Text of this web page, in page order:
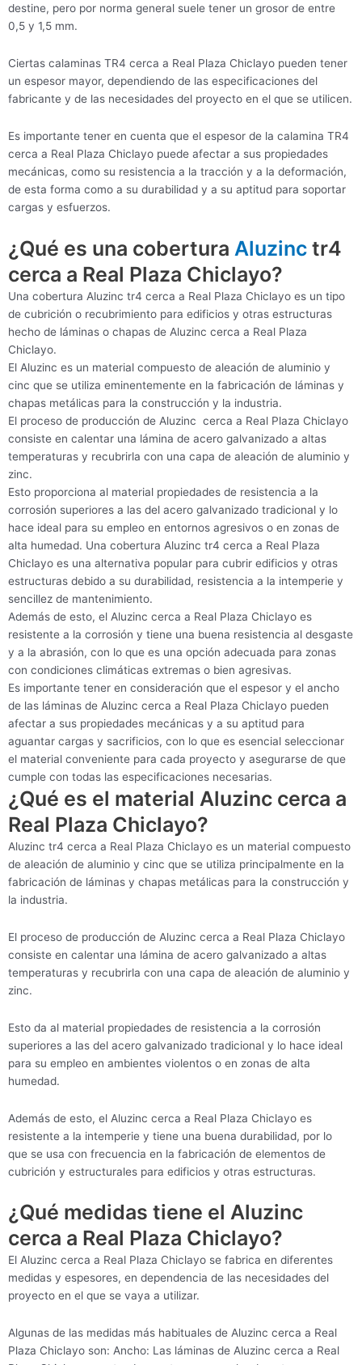
destine, pero por norma general suele tener un grosor de entre
0,5 y 1,5 mm.
Ciertas calaminas TR4 cerca a Real Plaza Chiclayo pueden tener
un espesor mayor, dependiendo de las especificaciones del
fabricante y de las necesidades del proyecto en el que se utilicen.
Es importante tener en cuenta que el espesor de la calamina TR4
cerca a Real Plaza Chiclayo puede afectar a sus propiedades
mecánicas, como su resistencia a la tracción y a la deformación,
de esta forma como a su durabilidad y a su aptitud para soportar
cargas y esfuerzos.
¿Qué es una cobertura Aluzinc tr4
cerca a Real Plaza Chiclayo?
Una cobertura Aluzinc tr4 cerca a Real Plaza Chiclayo es un tipo
de cubrición o recubrimiento para edificios y otras estructuras
hecho de láminas o chapas de Aluzinc cerca a Real Plaza
Chiclayo.
El Aluzinc es un material compuesto de aleación de aluminio y
cinc que se utiliza eminentemente en la fabricación de láminas y
chapas metálicas para la construcción y la industria.
El proceso de producción de Aluzinc cerca a Real Plaza Chiclayo
consiste en calentar una lámina de acero galvanizado a altas
temperaturas y recubrirla con una capa de aleación de aluminio y
zinc.
Esto proporciona al material propiedades de resistencia a la
corrosión superiores a las del acero galvanizado tradicional y lo
hace ideal para su empleo en entornos agresivos o en zonas de
alta humedad. Una cobertura Aluzinc tr4 cerca a Real Plaza
Chiclayo es una alternativa popular para cubrir edificios y otras
estructuras debido a su durabilidad, resistencia a la intemperie y
sencillez de mantenimiento.
Además de esto, el Aluzinc cerca a Real Plaza Chiclayo es
resistente a la corrosión y tiene una buena resistencia al desgaste
y a la abrasión, con lo que es una opción adecuada para zonas
con condiciones climáticas extremas o bien agresivas.
Es importante tener en consideración que el espesor y el ancho
de las láminas de Aluzinc cerca a Real Plaza Chiclayo pueden
afectar a sus propiedades mecánicas y a su aptitud para
aguantar cargas y sacrificios, con lo que es esencial seleccionar
el material conveniente para cada proyecto y asegurarse de que
cumple con todas las especificaciones necesarias.
¿Qué es el material Aluzinc cerca a
Real Plaza Chiclayo?
Aluzinc tr4 cerca a Real Plaza Chiclayo es un material compuesto
de aleación de aluminio y cinc que se utiliza principalmente en la
fabricación de láminas y chapas metálicas para la construcción y
la industria.
El proceso de producción de Aluzinc cerca a Real Plaza Chiclayo
consiste en calentar una lámina de acero galvanizado a altas
temperaturas y recubrirla con una capa de aleación de aluminio y
zinc.
Esto da al material propiedades de resistencia a la corrosión
superiores a las del acero galvanizado tradicional y lo hace ideal
para su empleo en ambientes violentos o en zonas de alta
humedad.
Además de esto, el Aluzinc cerca a Real Plaza Chiclayo es
resistente a la intemperie y tiene una buena durabilidad, por lo
que se usa con frecuencia en la fabricación de elementos de
cubrición y estructurales para edificios y otras estructuras.
¿Qué medidas tiene el Aluzinc
cerca a Real Plaza Chiclayo?
El Aluzinc cerca a Real Plaza Chiclayo se fabrica en diferentes
medidas y espesores, en dependencia de las necesidades del
proyecto en el que se vaya a utilizar.
Algunas de las medidas más habituales de Aluzinc cerca a Real
Plaza Chiclayo son: Ancho: Las láminas de Aluzinc cerca a Real